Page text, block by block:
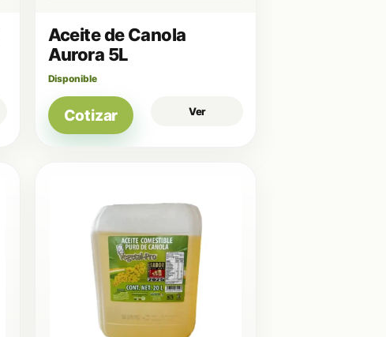
Aceite de Canola
Aurora 5L
Disponible
Cotizar Ver